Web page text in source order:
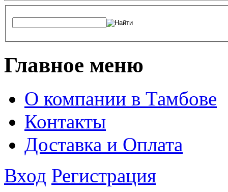
Главное меню
О компании в Тамбове
Контакты
Доставка и Оплата
Вход Регистрация